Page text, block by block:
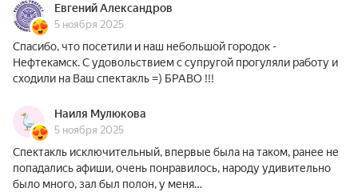
Евгений Александров
5 ноября 2025
Спасибо, что посетили и наш небольшой городок -
Нефтекамск. С удовольствием с супругой прогуляли работу и
сходили на Ваш спектакль =) БРАВО !!!
Наиля Мулюкова
5 ноября 2025
Спектакль исключительный, впервые была на таком, ранее не
попадались афиши, очень понравилось, народу удивительно
было много, зал был полон, у меня…